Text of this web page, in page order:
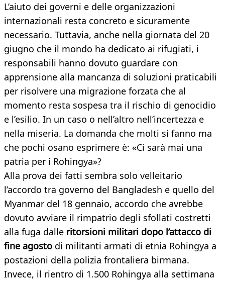
L’aiuto dei governi e delle organizzazioni
internazionali resta concreto e sicuramente
necessario. Tuttavia, anche nella giornata del 20
giugno che il mondo ha dedicato ai rifugiati, i
responsabili hanno dovuto guardare con
apprensione alla mancanza di soluzioni praticabili
per risolvere una migrazione forzata che al
momento resta sospesa tra il rischio di genocidio
e l’esilio. In un caso o nell’altro nell’incertezza e
nella miseria. La domanda che molti si fanno ma
che pochi osano esprimere è: «Ci sarà mai una
patria per i Rohingya»?
Alla prova dei fatti sembra solo velleitario
l’accordo tra governo del Bangladesh e quello del
Myanmar del 18 gennaio, accordo che avrebbe
dovuto avviare il rimpatrio degli sfollati costretti
alla fuga dalle ritorsioni militari dopo l’attacco di
fine agosto di militanti armati di etnia Rohingya a
postazioni della polizia frontaliera birmana.
Invece, il rientro di 1.500 Rohingya alla settimana